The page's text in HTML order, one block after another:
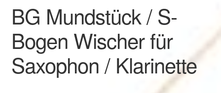
BG Mundstück / S-
Bogen Wischer für
Saxophon / Klarinette